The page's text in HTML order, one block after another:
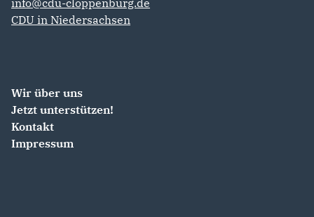
info@cdu-cloppenburg.de
CDU in Niedersachsen
Wir über uns
Jetzt unterstützen!
Kontakt
Impressum